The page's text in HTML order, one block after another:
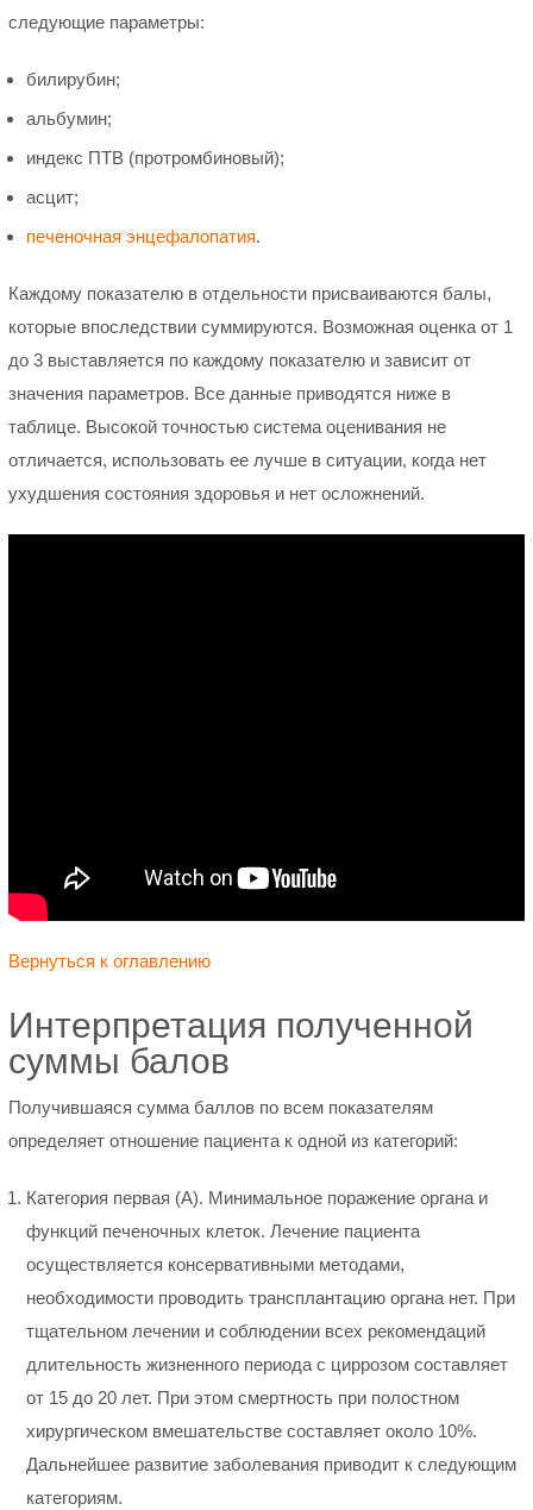
следующие параметры:
билирубин;
альбумин;
индекс ПТВ (протромбиновый);
асцит;
печеночная энцефалопатия.
Каждому показателю в отдельности присваиваются балы,
которые впоследствии суммируются. Возможная оценка от 1
до 3 выставляется по каждому показателю и зависит от
значения параметров. Все данные приводятся ниже в
таблице. Высокой точностью система оценивания не
отличается, использовать ее лучше в ситуации, когда нет
ухудшения состояния здоровья и нет осложнений.
Вернуться к оглавлению
Интерпретация полученной
суммы балов
Получившаяся сумма баллов по всем показателям
определяет отношение пациента к одной из категорий:
Категория первая (А). Минимальное поражение органа и
функций печеночных клеток. Лечение пациента
осуществляется консервативными методами,
необходимости проводить трансплантацию органа нет. При
тщательном лечении и соблюдении всех рекомендаций
длительность жизненного периода с циррозом составляет
от 15 до 20 лет. При этом смертность при полостном
хирургическом вмешательстве составляет около 10%.
Дальнейшее развитие заболевания приводит к следующим
категориям.